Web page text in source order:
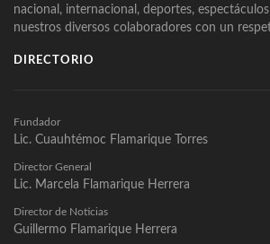
nacional, internacional, deportes,
nuestros diversos colaboradores con un
DIRECTORIO
Fundador
Lic. Cuauhtémoc Flamarique Torres
Director General
Lic. Marcela Flamarique Herrera
Director de Noticias
Guillermo Flamarique Herrera